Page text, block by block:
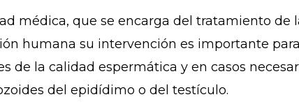
médica, que se encarga del tratamiento
humana su intervención es importante
de la calidad espermática y en casos
del epidídimo o del testículo.